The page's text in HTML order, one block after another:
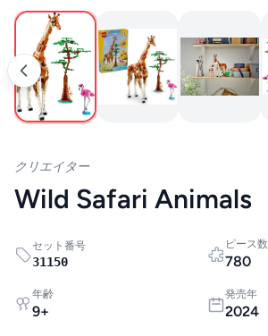
クリエイター
Wild Safari Animals
セット番号
31150
ピース数
780
年齢
9+
発売年
2024